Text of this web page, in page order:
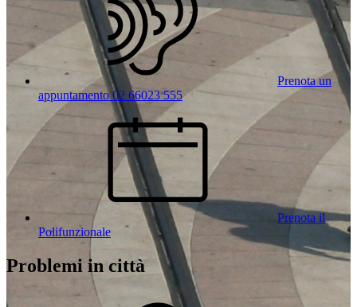
Prenota un
appuntamento 02 66023 555
Prenota il
Polifunzionale
Problemi in città